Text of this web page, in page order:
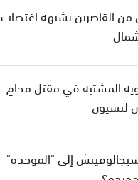
من القاصرين بشبهة اغتصاب
المشتبه في مقتل محامٍ
لتسيون
إلى "الموحدة"